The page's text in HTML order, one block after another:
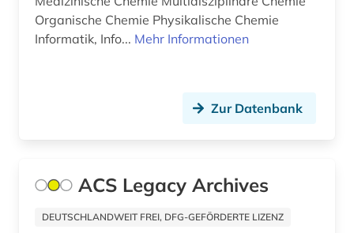
bio-basierte kunststoffe (1)
bio-basierte verbundwerkstoffe (1)
biochemische labormethoden (1)
biochemische methode (1)
biodiversität (12)
Organische Chemie Physikalische Chemie
Informatik, Info... Mehr Informationen
Zur Datenbank
ACS Legacy Archives
DEUTSCHLANDWEIT FREI, DFG-GEFÖRDERTE LIZENZ